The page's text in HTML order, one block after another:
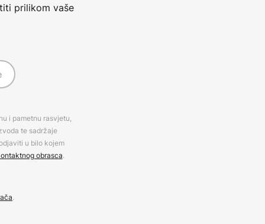
prilikom vaše
i pametnu rasvjetu,
te sadržaje
u bilo kojem
obrasca.
.